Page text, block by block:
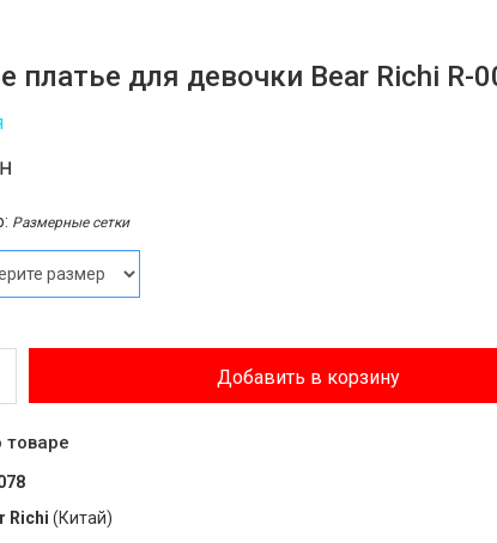
платье для девочки Bear Richi R-
Размерные сетки
Добавить в корзину
Richi (Китай)